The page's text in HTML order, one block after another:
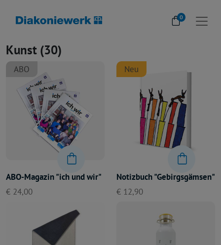
0
Kunst (30)
ABO
ABO-Magazin "ich und wir"
€ 24,00
Neu
Notizbuch "Gebirgsgämsen"
€ 12,90